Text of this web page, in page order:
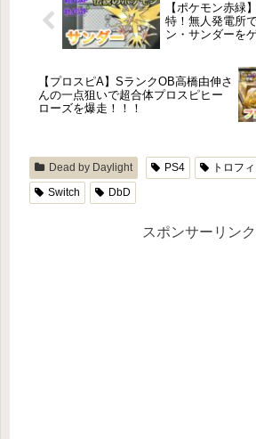
【ポケモン赤緑
特！無人発電所
ン・サンダーを
【プロスピA】SランクOB高橋由伸さ
んの一点狙いで超合体プロスピヒー
ローズを爆走！！！
Dead by Daylight PS4 トロフ
Switch
DbD
スポンサーリンク